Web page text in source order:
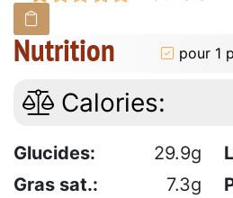
Nutrition pour 1
Calories:
Glucides: 29.9g
Gras sat.:
7.3g